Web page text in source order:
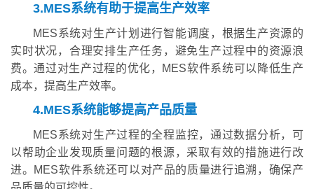
3.MES系统有助于提高生产效率
MES系统对生产计划进行智能调度，根据生产资源的
实时状况，合理安排生产任务，避免生产过程中的资源浪
费。通过对生产过程的优化，MES软件系统可以降低生产
成本，提高生产效率。
4.MES系统能够提高产品质量
MES系统对生产过程的全程监控，通过数据分析，可
以帮助企业发现质量问题的根源，采取有效的措施进行改
进。MES软件系统还可以对产品的质量进行追溯，确保产